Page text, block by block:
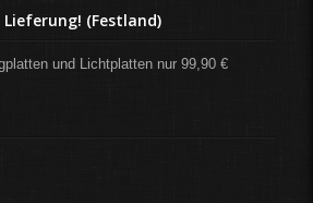
(Festland)
und Lichtplatten nur 99,90 €